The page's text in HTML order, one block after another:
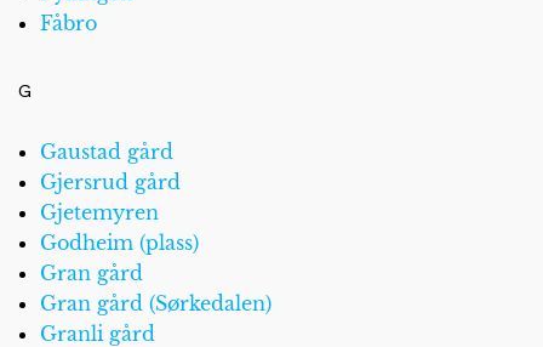
Fåbro
G
Gaustad gård
Gjersrud gård
Gjetemyren
Godheim (plass)
Gran gård
Gran gård (Sørkedalen)
Granli gård